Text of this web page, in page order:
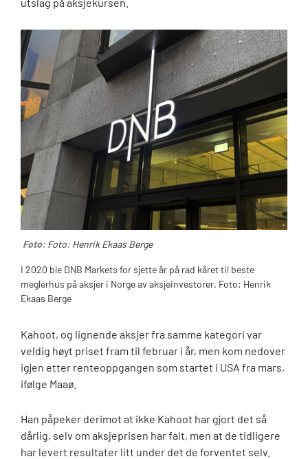
Foto: Foto: Henrik Ekaas Berge
I 2020 ble DNB Markets for sjette år på rad kåret til beste
meglerhus på aksjer i Norge av aksjeinvestorer. Foto: Henrik
Ekaas Berge
Kahoot, og lignende aksjer fra samme kategori var
veldig høyt priset fram til februar i år, men kom nedover
igjen etter renteoppgangen som startet i USA fra mars,
ifølge Maaø.
Han påpeker derimot at ikke Kahoot har gjort det så
dårlig, selv om aksjeprisen har falt, men at de tidligere
har levert resultater litt under det de forventet selv.